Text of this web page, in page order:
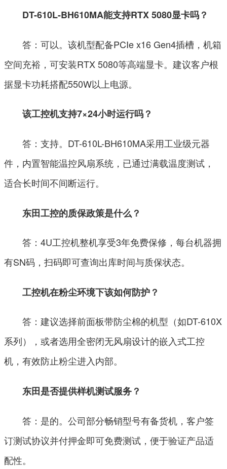
DT-610L-BH610MA能支持RTX 5080显卡吗？
答：可以。该机型配备PCIe x16 Gen4插槽，机箱
空间充裕，可安装RTX 5080等高端显卡。建议客户根
据显卡功耗搭配550W以上电源。
该工控机支持7×24小时运行吗？
答：支持。DT-610L-BH610MA采用工业级元器
件，内置智能温控风扇系统，已通过满载温度测试，
适合长时间不间断运行。
东田工控的质保政策是什么？
答：4U工控机整机享受3年免费保修，每台机器拥
有SN码，扫码即可查询出库时间与质保状态。
工控机在粉尘环境下该如何防护？
答：建议选择前面板带防尘棉的机型（如DT-610X
系列），或者选用全密闭无风扇设计的嵌入式工控
机，有效防止粉尘进入内部。
东田是否提供样机测试服务？
答：是的。公司部分畅销型号有备货机，客户签
订测试协议并付押金即可免费测试，便于验证产品适
配性。